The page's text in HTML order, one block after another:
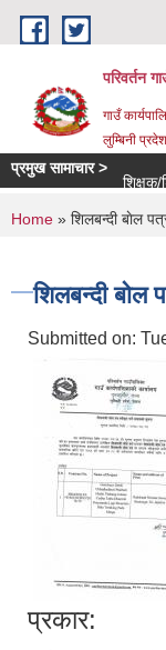
Skip to main content
परिवर्तन
गाउँ
लुम्बिनी
प्रमुख सामाचार >
शिक्षक/
You are
Home » शिलबन्दी बाेल
शिलबन्दी
Submitted on:
प्रकार: